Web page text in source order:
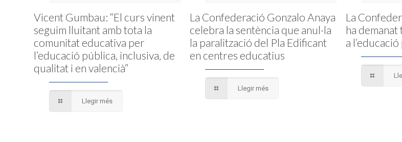
Vicent Gumbau: “El curs vinent
seguim lluitant amb tota la
comunitat educativa per
l’educació pública, inclusiva, de
qualitat i en valencià”
Llegir més
La Confederació Gonzalo Anaya
celebra la sentència que anul·la
la paralització del Pla Edificant
en centres educatius
Llegir més
La
ha
a